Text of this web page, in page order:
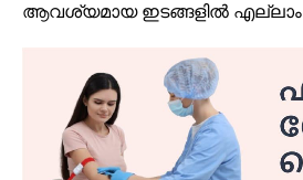
ആവശ്യമായ ഇടങ്ങളിൽ എല്ലാം